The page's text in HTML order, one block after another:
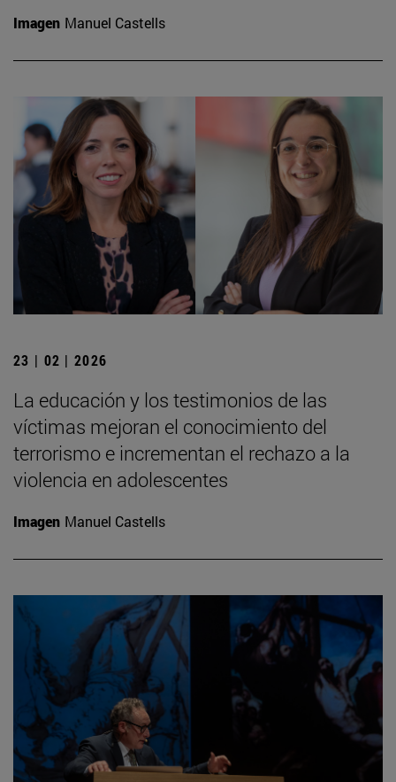
Imagen Manuel Castells
23 | 02 | 2026
La educación y los testimonios de las
víctimas mejoran el conocimiento del
terrorismo e incrementan el rechazo a la
violencia en adolescentes
Imagen Manuel Castells